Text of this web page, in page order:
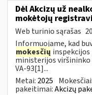
Dėl Akcizų už
mokėtojų
Web turinio sąrašas
Informuojame, kad
mokesčių
ministerijos viršininko
VA-93[1]...
Metai: 2025 Mokesčiai:
pakeitimai:Akcizų